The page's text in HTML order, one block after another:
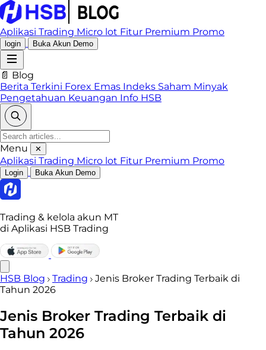
Aplikasi Trading Micro lot Fitur Premium Promo
login Buka Akun Demo
📄 Blog
Berita Terkini Forex Emas Indeks Saham Minyak
Pengetahuan Keuangan Info HSB
Menu ✕
Aplikasi Trading Micro lot Fitur Premium Promo
Login Buka Akun Demo
Trading & kelola akun MT
di Aplikasi HSB Trading
HSB Blog Trading
Jenis Broker Trading Terbaik di
Tahun 2026
Jenis Broker Trading Terbaik di
Tahun 2026